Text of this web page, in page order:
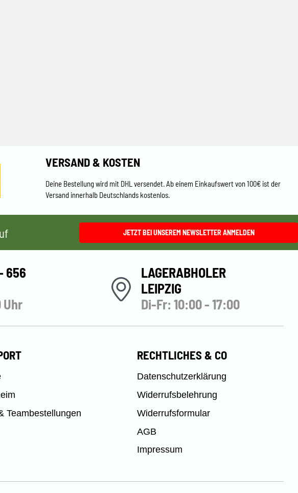
VERSAND & KOSTEN
Deine Bestellung wird mit DHL versendet. Ab einem Einkaufswert von 100€ ist der
Versand innerhalb Deutschlands kostenlos.
JETZT BEI UNSEREM NEWSLETTER ANMELDEN
656
Uhr
LAGERABHOLER
LEIPZIG
Di-Fr: 10:00 - 17:00
Teambestellungen
RECHTLICHES & CO
Datenschutzerklärung
Widerrufsbelehrung
Widerrufsformular
AGB
Impressum